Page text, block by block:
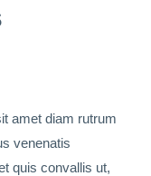
amet diam rutrum
venenatis
quis convallis ut,